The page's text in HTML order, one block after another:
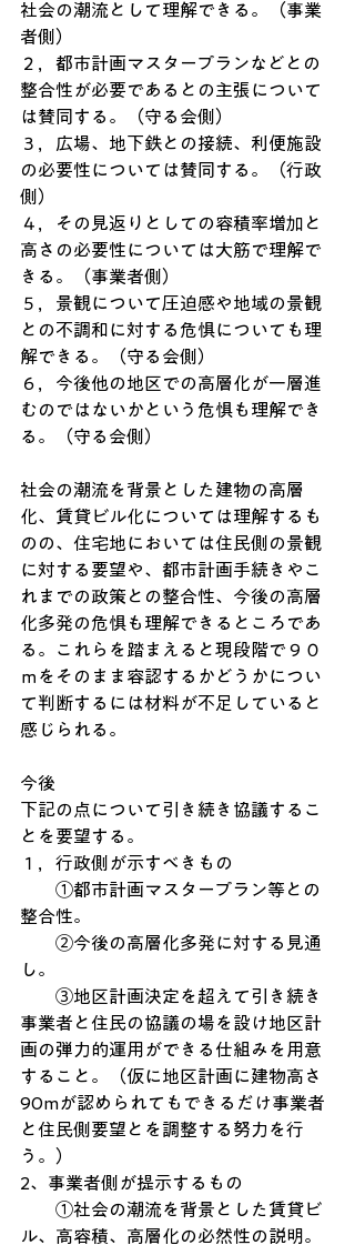
社会の潮流として理解できる。（事業
者側）
２，都市計画マスタープランなどとの
整合性が必要であるとの主張について
は賛同する。（守る会側）
３，広場、地下鉄との接続、利便施設
の必要性については賛同する。（行政
側）
４，その見返りとしての容積率増加と
高さの必要性については大筋で理解で
きる。（事業者側）
５，景観について圧迫感や地域の景観
との不調和に対する危惧についても理
解できる。（守る会側）
６，今後他の地区での高層化が一層進
むのではないかという危惧も理解でき
る。（守る会側）
社会の潮流を背景とした建物の高層
化、賃貸ビル化については理解するも
のの、住宅地においては住民側の景観
に対する要望や、都市計画手続きやこ
れまでの政策との整合性、今後の高層
化多発の危惧も理解できるところであ
る。これらを踏まえると現段階で９０
ｍをそのまま容認するかどうかについ
て判断するには材料が不足していると
感じられる。
今後
下記の点について引き続き協議するこ
とを要望する。
１，行政側が示すべきもの
①都市計画マスタープラン等との
整合性。
②今後の高層化多発に対する見通
し。
③地区計画決定を超えて引き続き
事業者と住民の協議の場を設け地区計
画の弾力的運用ができる仕組みを用意
すること。（仮に地区計画に建物高さ
90mが認められてもできるだけ事業者
と住民側要望とを調整する努力を行
う。）
2、事業者側が提示するもの
①社会の潮流を背景とした賃貸ビ
ル、高容積、高層化の必然性の説明。